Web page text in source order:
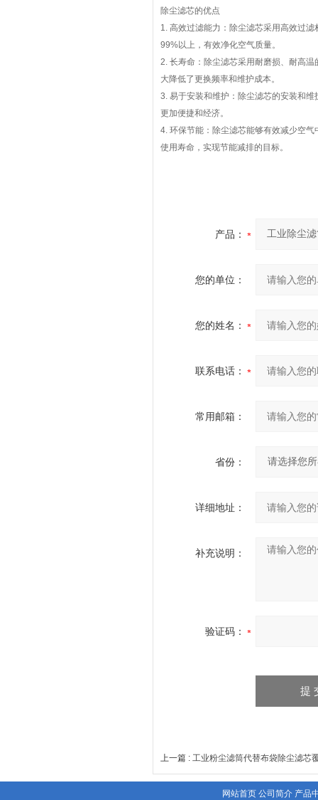
除尘滤芯的优点
1. 高效过滤能力：除尘滤芯采用高效过
99%以上，有效净化空气质量。
2. 长寿命：除尘滤芯采用耐磨损、耐高
大降低了更换频率和维护成本。
3. 易于安装和维护：除尘滤芯的安装和
更加便捷和经济。
4. 环保节能：除尘滤芯能够有效减少空
使用寿命，实现节能减排的目标。
产品：
您的单位：
您的姓名：
联系电话：
常用邮箱：
省份：
详细地址：
补充说明：
验证码：
上一篇 : 工业粉尘滤筒代替布袋除尘滤芯
网站首页 公司简介 产品